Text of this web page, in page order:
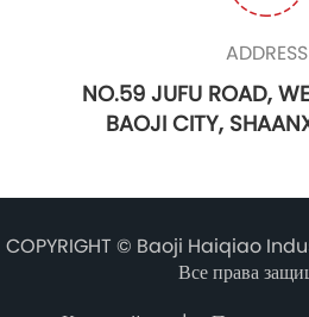
ADDRESS
NO.59 JUFU ROAD,
BAOJI CITY,
COPYRIGHT © Baoji Haiqiao
Все права